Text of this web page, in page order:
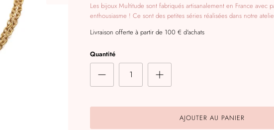
Les bijoux Multitude sont fabriqués artisanalement en France avec
enthousiasme ! Ce sont des petites séries réalisées dans notre
Livraison offerte à partir de 100 € d'achats
Quantité
AJOUTER AU PANIER